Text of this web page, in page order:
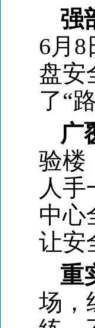
强
6月
盘安
了“
广
验楼
人
中心
让安
重
场，